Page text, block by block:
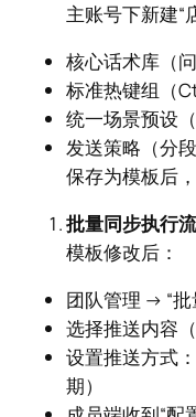
主账号下新建“
核心话术库（
标准热键组（
统一场景预设
发送策略（分
保存为模板后
批量同步执行
模板修改后：
团队管理 → “
选择推送内容
设置推送方式
期）